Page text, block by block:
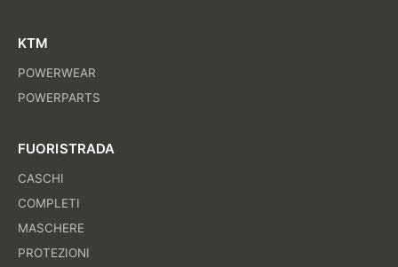
KTM
POWERWEAR
POWERPARTS
FUORISTRADA
CASCHI
COMPLETI
MASCHERE
PROTEZIONI